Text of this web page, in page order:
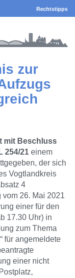
Rechtstipps
zur
mit Beschluss
254/21 einem
der sich
Vogtlandkreis
4
26. Mai 2021
einer für den
17.30 Uhr) in
zum Thema
für angemeldete
einer nicht